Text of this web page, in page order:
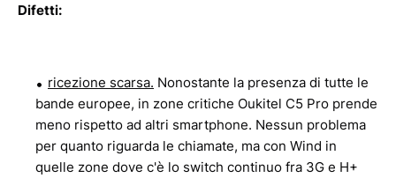
Difetti:
ricezione scarsa. Nonostante la presenza di tutte le
bande europee, in zone critiche Oukitel C5 Pro prende
meno rispetto ad altri smartphone. Nessun problema
per quanto riguarda le chiamate, ma con Wind in
quelle zone dove c'è lo switch continuo fra 3G e H+